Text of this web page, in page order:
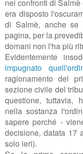
nei confronti di
era disposto
di Salmè, anche se
pagina, per la
domani non l'ha più
Evidentemente
impugnato
ragionamento del
sezione civile del
questione, tuttavia,
nella sostanza
sapere perché -
decisione, datata 17
solo ieri).